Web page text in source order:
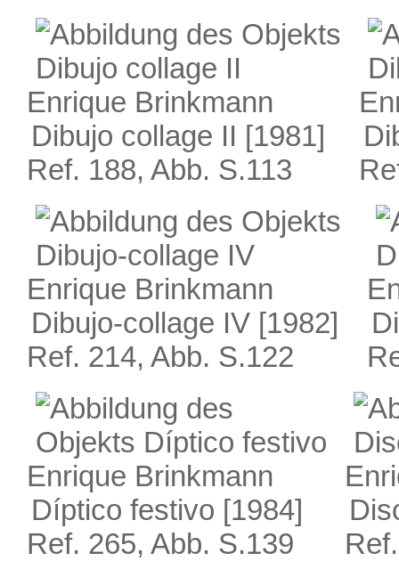
Enrique Brinkmann
Dibujo collage II [1981]
Ref. 188, Abb. S.113
Enrique Brinkmann
Dibujo-collage IV [1982]
Ref. 214, Abb. S.122
Enrique Brinkmann
Díptico festivo [1984]
Ref. 265, Abb. S.139